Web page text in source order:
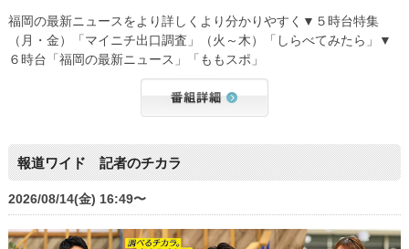
福岡の最新ニュースをより詳しくより分かりやすく▼５時台特集
（月・金）「マイニチ出口調査」（火～木）「しらべてみたら」▼
６時台「福岡の最新ニュース」「ももスポ」
報道ワイド 記者のチカラ
2026/08/14(金) 16:49〜